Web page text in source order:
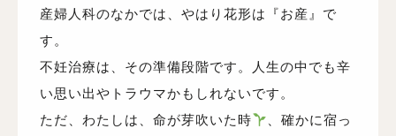
産婦人科のなかでは、やはり花形は『お産』で
す。
不妊治療は、その準備段階です。人生の中でも辛
い思い出やトラウマかもしれないです。
ただ、わたしは、命が芽吹いた時
、確かに宿っ